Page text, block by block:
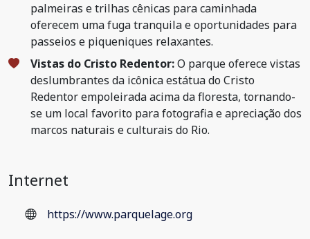
palmeiras e trilhas cênicas para caminhada
oferecem uma fuga tranquila e oportunidades para
passeios e piqueniques relaxantes.
Vistas do Cristo Redentor:O parque oferece vistas
deslumbrantes da icônica estátua do Cristo
Redentor empoleirada acima da floresta, tornando-
se um local favorito para fotografia e apreciação dos
marcos naturais e culturais do Rio.
Internet
https://www.parquelage.org